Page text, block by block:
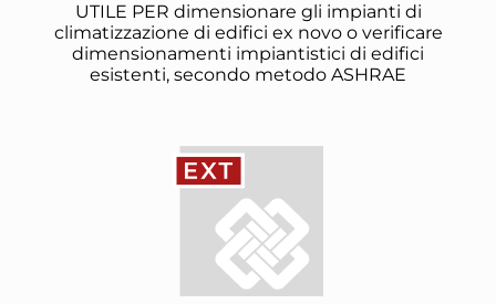
UTILE PER dimensionare gli impianti di
climatizzazione di edifici ex novo o verificare
dimensionamenti impiantistici di edifici
esistenti, secondo metodo ASHRAE